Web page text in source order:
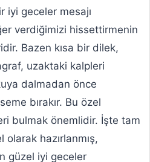
iyi geceler mesajı
verdiğimizi hissettirmenin
Bazen kısa bir dilek,
uzaktaki kalpleri
dalmadan önce
bırakır. Bu özel
bulmak önemlidir. İşte tam
hazırlanmış,
güzel iyi geceler